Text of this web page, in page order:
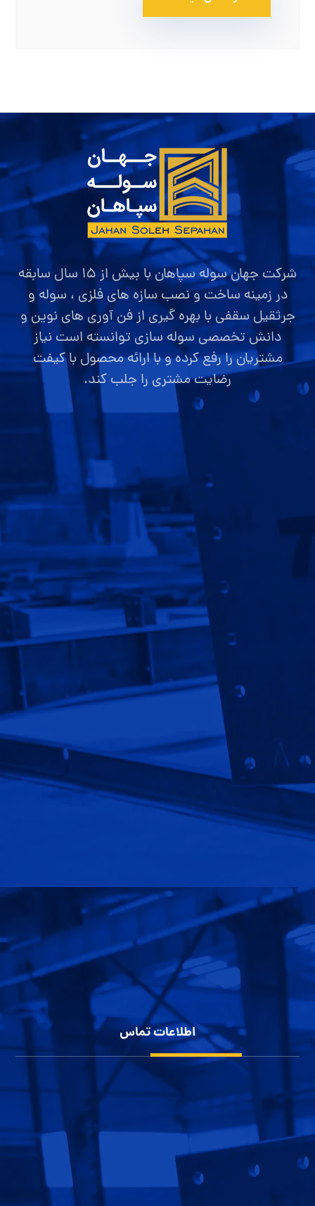
شرکت جهان سوله سپاهان با بیش از ۱۵ سال سابقه
در زمینه ساخت و نصب سازه های فلزی ، سوله و
جرثقیل سقفی با بهره گیری از فن آوری های نوین و
دانش تخصصی سوله سازی توانسته است نیاز
مشتریان را رفع کرده و با ارائه محصول با کیفت
رضایت مشتری را جلب کند.
صفحه اصلی
قیمت سوله
ارتباط با ما
گالری تصاویر
پروژه ها
سوالات متداول
قوانین و مقررات
استخدام
سوله ورزشی
پوشش سقف سوله
سوله سازی
پوشش بدنه سوله
شناخت انواع سوله
حریم خصوصی کاربران
اطلاعات تماس
شهرک صنعتی بزرگ اصفهان، کارآفرینان 10
1152 111 0913